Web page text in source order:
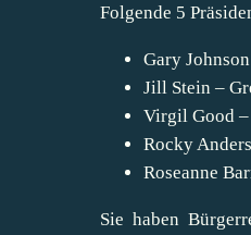
Folgende 5
Gary
Jill Stein –
Virgil Good
Rocky
Roseanne
Sie haben